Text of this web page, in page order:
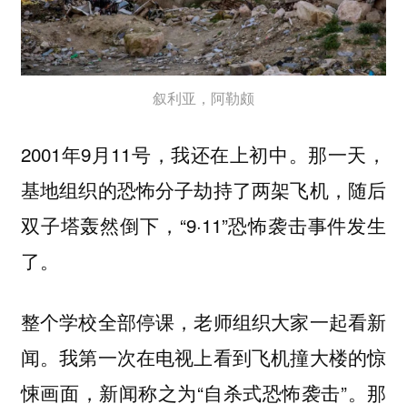
叙利亚，阿勒颇
2001年9月11号，我还在上初中。那一天，
基地组织的恐怖分子劫持了两架飞机，随后
双子塔轰然倒下，“9·11”恐怖袭击事件发生
了。
整个学校全部停课，老师组织大家一起看新
闻。我第一次在电视上看到飞机撞大楼的惊
悚画面，新闻称之为“自杀式恐怖袭击”。那